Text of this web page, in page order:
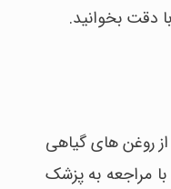
دقت بخوانید.
روغن های گیاهی
مراجعه به پزشک